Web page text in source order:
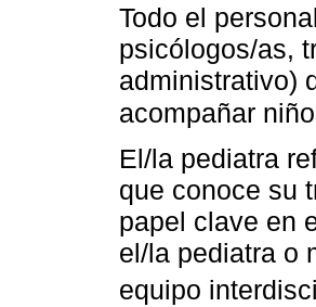
Todo el
psicólogos/as,
administrativo)
acompañar
El/la pediatra
que conoce su
papel clave en
el/la pediatra o
equipo